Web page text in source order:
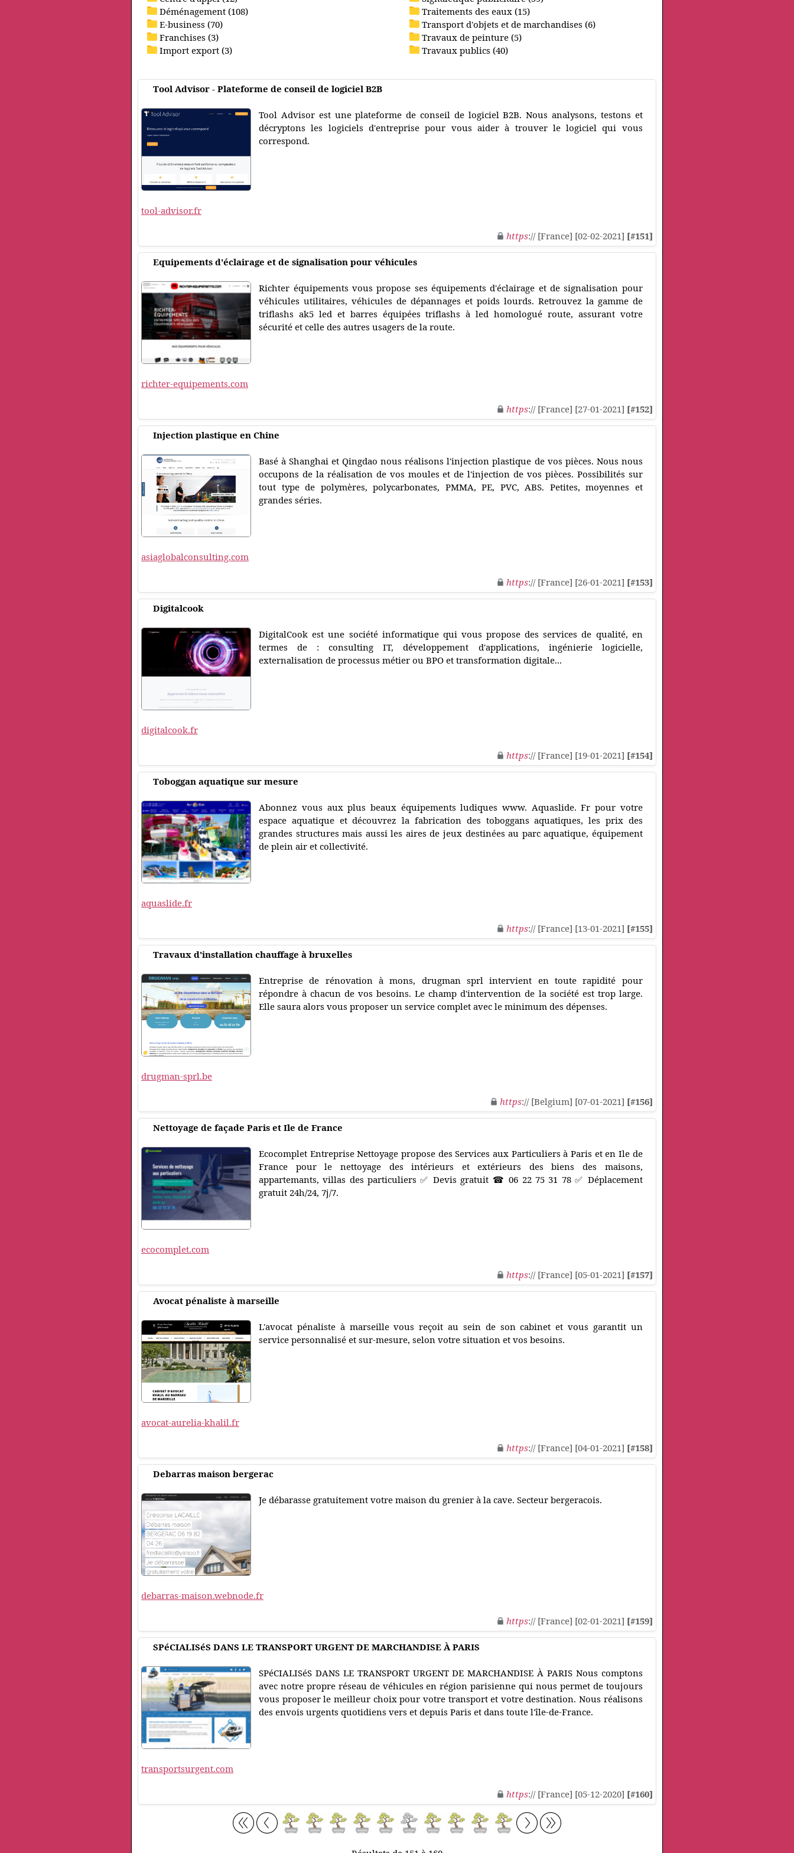
Déménagement (108)
E-business (70)
Franchises (3)
Import export (3)
Traitements des eaux (15)
Transport d'objets et de marchandises (6)
Travaux de peinture (5)
Travaux publics (40)
Tool Advisor - Plateforme de conseil de logiciel B2B
Tool Advisor est une plateforme de conseil de logiciel B2B. Nous analysons, testons et
décryptons les logiciels d'entreprise pour vous aider à trouver le logiciel qui vous
correspond.
tool-advisor.fr
https:// [France] [02-02-2021] [#151]
Equipements d'éclairage et de signalisation pour véhicules
Richter équipements vous propose ses équipements d'éclairage et de signalisation pour
véhicules utilitaires, véhicules de dépannages et poids lourds. Retrouvez la gamme de
triflashs ak5 led et barres équipées triflashs à led homologué route, assurant votre
sécurité et celle des autres usagers de la route.
richter-equipements.com
https:// [France] [27-01-2021] [#152]
Injection plastique en Chine
Basé à Shanghai et Qingdao nous réalisons l'injection plastique de vos pièces. Nous nous
occupons de la réalisation de vos moules et de l'injection de vos pièces. Possibilités sur
tout type de polymères, polycarbonates, PMMA, PE, PVC, ABS. Petites, moyennes et
grandes séries.
asiaglobalconsulting.com
https:// [France] [26-01-2021] [#153]
Digitalcook
DigitalCook est une société informatique qui vous propose des services de qualité, en
termes de : consulting IT, développement d'applications, ingénierie logicielle,
externalisation de processus métier ou BPO et transformation digitale...
digitalcook.fr
https:// [France] [19-01-2021] [#154]
Toboggan aquatique sur mesure
Abonnez vous aux plus beaux équipements ludiques www. Aquaslide. Fr pour votre
espace aquatique et découvrez la fabrication des toboggans aquatiques, les prix des
grandes structures mais aussi les aires de jeux destinées au parc aquatique, équipement
de plein air et collectivité.
aquaslide.fr
https:// [France] [13-01-2021] [#155]
Travaux d'installation chauffage à bruxelles
Entreprise de rénovation à mons, drugman sprl intervient en toute rapidité pour
répondre à chacun de vos besoins. Le champ d'intervention de la société est trop large.
Elle saura alors vous proposer un service complet avec le minimum des dépenses.
drugman-sprl.be
https:// [Belgium] [07-01-2021] [#156]
Nettoyage de façade Paris et Ile de France
Ecocomplet Entreprise Nettoyage propose des Services aux Particuliers à Paris et en Ile de
France pour le nettoyage des intérieurs et extérieurs des biens des maisons,
appartemants, villas des particuliers ✅ Devis gratuit ☎ 06 22 75 31 78 ✅ Déplacement
gratuit 24h/24, 7j/7.
ecocomplet.com
https:// [France] [05-01-2021] [#157]
Avocat pénaliste à marseille
L'avocat pénaliste à marseille vous reçoit au sein de son cabinet et vous garantit un
service personnalisé et sur-mesure, selon votre situation et vos besoins.
avocat-aurelia-khalil.fr
https:// [France] [04-01-2021] [#158]
Debarras maison bergerac
Je débarasse gratuitement votre maison du grenier à la cave. Secteur bergeracois.
debarras-maison.webnode.fr
https:// [France] [02-01-2021] [#159]
SPéCIALISéS DANS LE TRANSPORT URGENT DE MARCHANDISE À PARIS
SPéCIALISéS DANS LE TRANSPORT URGENT DE MARCHANDISE À PARIS Nous comptons
avec notre propre réseau de véhicules en région parisienne qui nous permet de toujours
vous proposer le meilleur choix pour votre transport et votre destination. Nous réalisons
des envois urgents quotidiens vers et depuis Paris et dans toute l'île-de-France.
transportsurgent.com
https:// [France] [05-12-2020] [#160]